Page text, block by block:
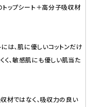
トップシート＋高分子吸収材
は、肌に優しいコットンだけ
く、敏感肌にも優しい肌当た
材ではなく、吸収力の良い